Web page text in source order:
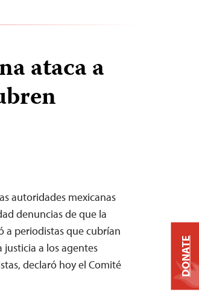
ataca a
autoridades mexicanas
denuncias de que la
a periodistas que cubrían
a los agentes
declaró hoy el Comité
DONATE